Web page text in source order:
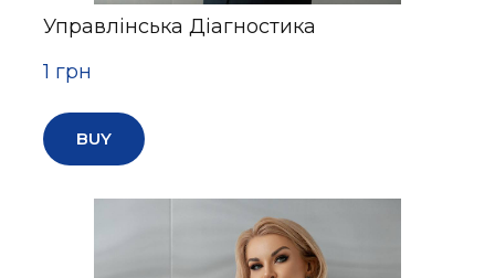
Управлінська Діагностика
1 грн
BUY